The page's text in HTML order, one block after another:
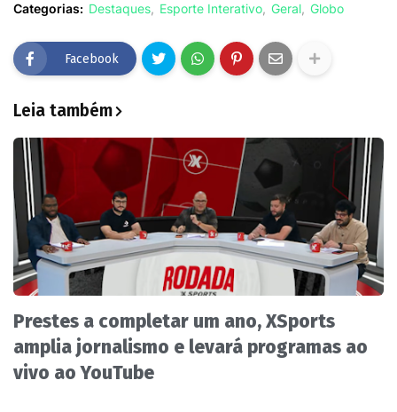
Categorias: Destaques Esporte Interativo Geral Globo
Facebook
Leia também
Prestes a completar um ano, XSports
amplia jornalismo e levará programas ao
vivo ao YouTube